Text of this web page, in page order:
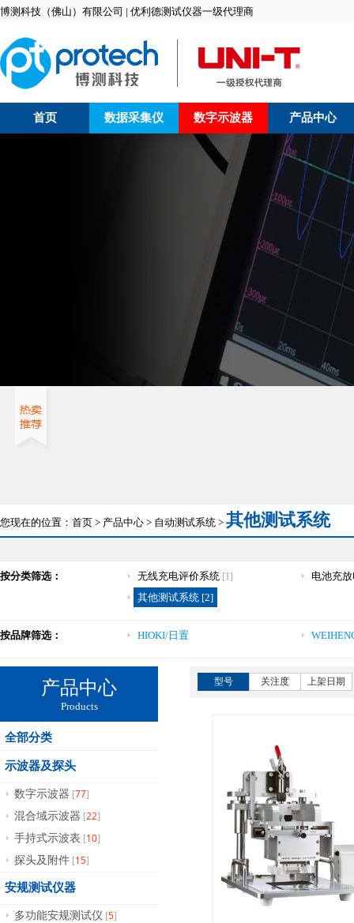
博测科技（佛山）有限公司 | 优利德测试仪器一级代理商
首页 数据采集仪 数字示波器 产品中心
您现在的位置： 首页 > 产品中心 > 自动测试系统 > 其他测试系统
按分类筛选： 无线充电评价系统 [1]
电池充
其他测试系统 [2]
按品牌筛选： HIOKI/日置
产品中心
Products
全部分类
示波器及探头
数字示波器 [77]
混合域示波器 [22]
手持式示波表 [10]
探头及附件 [15]
安规测试仪器
多功能安规测试仪 [5]
型号 关注度 上架日期